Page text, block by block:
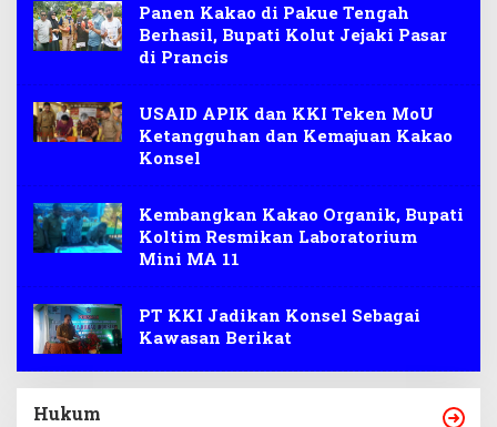
Panen Kakao di Pakue Tengah
Berhasil, Bupati Kolut Jejaki Pasar
di Prancis
USAID APIK dan KKI Teken MoU
Ketangguhan dan Kemajuan Kakao
Konsel
Kembangkan Kakao Organik, Bupati
Koltim Resmikan Laboratorium
Mini MA 11
PT KKI Jadikan Konsel Sebagai
Kawasan Berikat
Hukum